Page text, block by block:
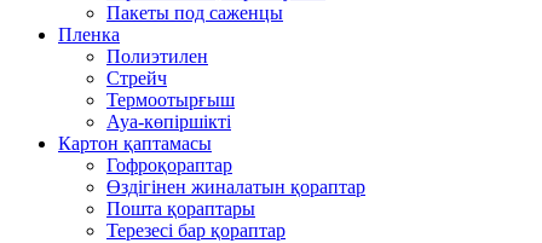
Пакеты под саженцы
Пленка
Полиэтилен
Стрейч
Термоотырғыш
Ауа-көпіршікті
Картон қаптамасы
Гофроқораптар
Өздігінен жиналатын қораптар
Пошта қораптары
Терезесі бар қораптар